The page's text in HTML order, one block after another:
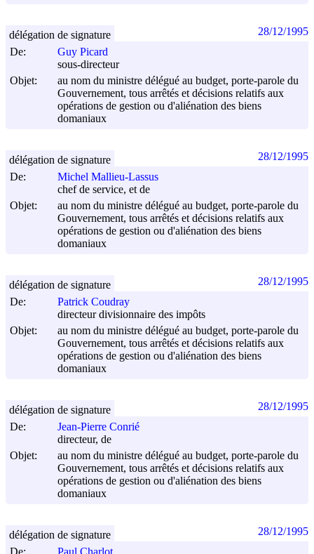
De:
Guy Picard
sous-directeur
Objet:
au nom du ministre délégué au budget, porte-parole du
Gouvernement, tous arrêtés et décisions relatifs aux
opérations de gestion ou d'aliénation des biens
domaniaux
délégation de signature 28/12/1995
De:
Michel Mallieu-Lassus
chef de service, et de
Objet:
au nom du ministre délégué au budget, porte-parole du
Gouvernement, tous arrêtés et décisions relatifs aux
opérations de gestion ou d'aliénation des biens
domaniaux
délégation de signature 28/12/1995
De:
Patrick Coudray
directeur divisionnaire des impôts
Objet:
au nom du ministre délégué au budget, porte-parole du
Gouvernement, tous arrêtés et décisions relatifs aux
opérations de gestion ou d'aliénation des biens
domaniaux
délégation de signature 28/12/1995
De:
Jean-Pierre Conrié
directeur, de
Objet:
au nom du ministre délégué au budget, porte-parole du
Gouvernement, tous arrêtés et décisions relatifs aux
opérations de gestion ou d'aliénation des biens
domaniaux
délégation de signature 28/12/1995
De:
délégation de signature 28/12/1995